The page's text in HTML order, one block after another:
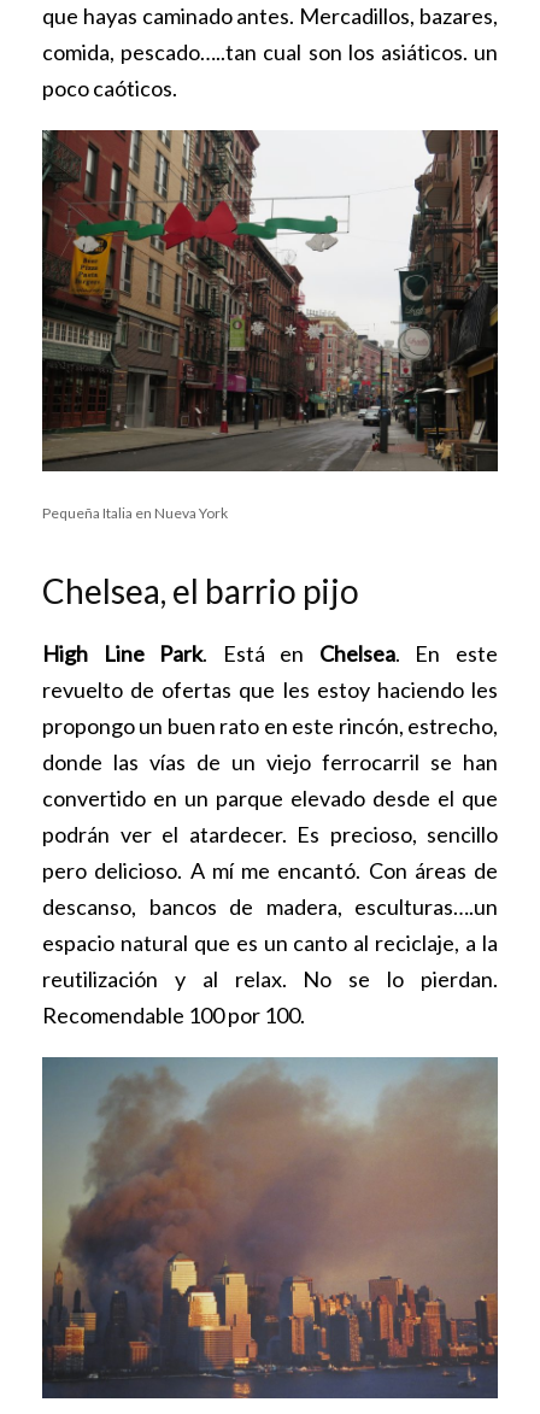
que hayas caminado antes. Mercadillos, bazares,
comida, pescado…..tan cual son los asiáticos. un
poco caóticos.
Pequeña Italia en Nueva York
Chelsea, el barrio pijo
High Line Park. Está en Chelsea. En este
revuelto de ofertas que les estoy haciendo les
propongo un buen rato en este rincón, estrecho,
donde las vías de un viejo ferrocarril se han
convertido en un parque elevado desde el que
podrán ver el atardecer. Es precioso, sencillo
pero delicioso. A mí me encantó. Con áreas de
descanso, bancos de madera, esculturas….un
espacio natural que es un canto al reciclaje, a la
reutilización y al relax. No se lo pierdan.
Recomendable 100 por 100.